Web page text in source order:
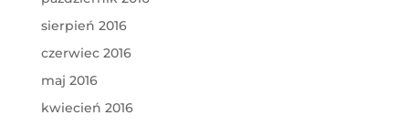
sierpień 2016
czerwiec 2016
maj 2016
kwiecień 2016